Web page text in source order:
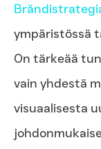
ympäristössä
On tärkeää
vain yhdestä
visuaalisesta